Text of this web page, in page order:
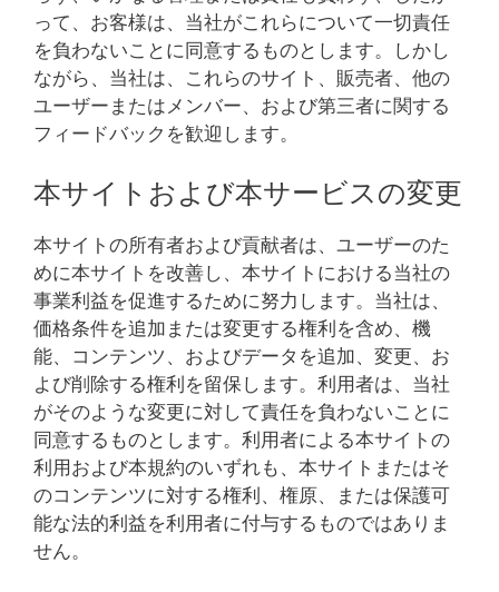
って、お客様は、当社がこれらについて一切責任
を負わないことに同意するものとします。しかし
ながら、当社は、これらのサイト、販売者、他の
ユーザーまたはメンバー、および第三者に関する
フィードバックを歓迎します。
本サイトおよび本サービスの変更
本サイトの所有者および貢献者は、ユーザーのた
めに本サイトを改善し、本サイトにおける当社の
事業利益を促進するために努力します。当社は、
価格条件を追加または変更する権利を含め、機
能、コンテンツ、およびデータを追加、変更、お
よび削除する権利を留保します。利用者は、当社
がそのような変更に対して責任を負わないことに
同意するものとします。利用者による本サイトの
利用および本規約のいずれも、本サイトまたはそ
のコンテンツに対する権利、権原、または保護可
能な法的利益を利用者に付与するものではありま
せん。